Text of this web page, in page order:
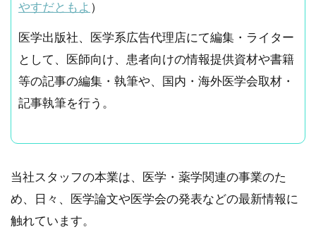
やすだともよ ）
医学出版社、医学系広告代理店にて編集・ライター
として、医師向け、患者向けの情報提供資材や書籍
等の記事の編集・執筆や、国内・海外医学会取材・
記事執筆を行う。
当社スタッフの本業は、医学・薬学関連の事業のた
め、日々、医学論文や医学会の発表などの最新情報に
触れています。